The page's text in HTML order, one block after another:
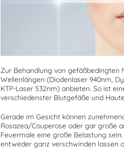
Zur Behandlung von gefäßbedingten
Wellenlängen (Diodenlaser 940nm,
KTP-Laser 532nm) anbieten. So ist
verschiedenster Blutgefäße und
Gerade im Gesicht können
Rosazea/Couperose oder gar große
Feuermale eine große Belastung
entweder ganz verschwinden lassen